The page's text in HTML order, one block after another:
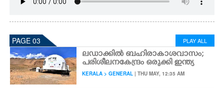
PAGE 03 PLAY ALL
ലഡാക്കിൽ ബഹിരാകാശവാസം;
പരിശീലനകേന്ദ്രം ഒരുക്കി ഇന്ത്യ
KERALA > GENERAL | THU MAY, 12:35 AM